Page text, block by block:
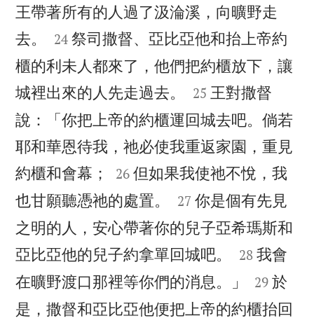
王帶著所有的人過了汲淪溪，向曠野走
去。


24 祭司撒督、亞比亞他和抬上帝約
櫃的利未人都來了，他們把約櫃放下，讓
城裡出來的人先走過去。


25 王對撒督
說：「你把上帝的約櫃運回城去吧。倘若
耶和華恩待我，祂必使我重返家園，重見
約櫃和會幕；


26 但如果我使祂不悅，我
也甘願聽憑祂的處置。


27 你是個有先見
之明的人，安心帶著你的兒子亞希瑪斯和
亞比亞他的兒子約拿單回城吧。


28 我會
在曠野渡口那裡等你們的消息。」


29 於
是，撒督和亞比亞他便把上帝的約櫃抬回